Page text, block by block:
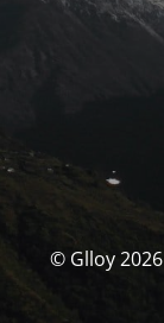
© Glloy 2026